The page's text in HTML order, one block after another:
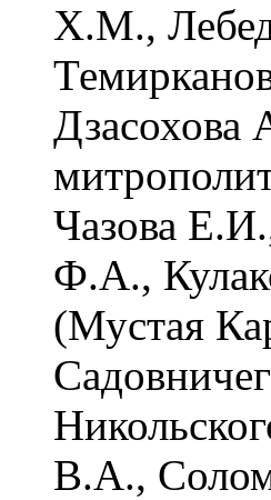
Х.М.,
Дзасохова
Чазова
Ф.А.,
(Мустая
В.А.,